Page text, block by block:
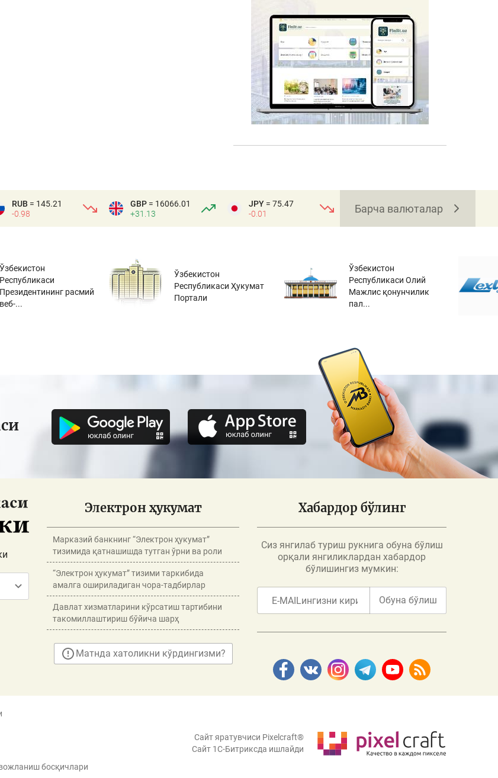
RUB = 145.21
-0.98
GBP = 16066.01
+31.13
JPY = 75.47
-0.01
Барча валюталар
Ўзбекистон
Республикаси
Президентининг расмий
веб-...
Ўзбекистон
Республикаси Ҳукумат
Портали
Ўзбекистон
Республикаси Олий
Мажлис қонунчилик
пал...
Электрон ҳукумат
Марказий банкнинг “Электрон ҳукумат”
тизимида қатнашишда тутган ўрни ва роли
“Электрон ҳукумат” тизими таркибида
амалга ошириладиган чора-тадбирлар
Давлат хизматларини кўрсатиш тартибини
такомиллаштириш бўйича шарҳ
Матнда хатоликни кўрдингизми?
Хабардор бўлинг
Сиз янгилаб туриш рукнига обуна бўлиш
орқали янгиликлардан хабардор
бўлишингиз мумкин:
Обуна бўлиш
босқичлари
Сайт яратувчиси Pixelcraft®
Сайт 1C-Битриксда ишлайди